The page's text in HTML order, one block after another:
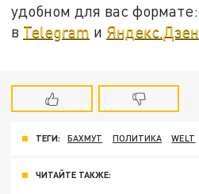
удобном для вас формате:
в Telegram и Яндекс.Дзен
ТЕГИ: БАХМУТ ПОЛИТИКА WELT
ЧИТАЙТЕ ТАКЖЕ: